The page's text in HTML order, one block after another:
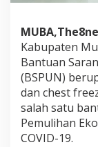
Kabupaten
Bantuan
(BSPUN)
dan chest
salah satu
Pemulihan
COVID-19.